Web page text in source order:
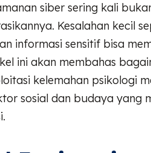
siber sering kali
Kesalahan kecil
informasi sensitif bisa
ini akan membahas
kelemahan psikologi
sosial dan budaya yang